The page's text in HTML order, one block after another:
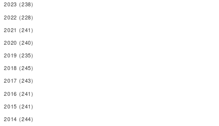
2023 (238)
2022 (228)
2021 (241)
2020 (240)
2019 (235)
2018 (245)
2017 (243)
2016 (241)
2015 (241)
2014 (244)